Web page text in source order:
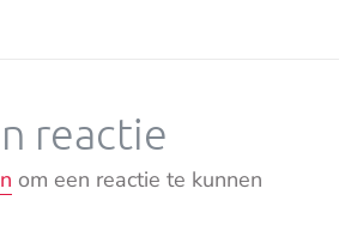
reactie
om een reactie te kunnen